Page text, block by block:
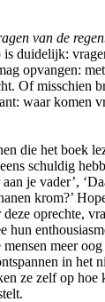
van de
is duidelijk:
opvangen:
Of misschien
waar komen
die het boek
schuldig
aan je vader’,
krom?’
oprechte,
hun
meer
in het
ze zelf op